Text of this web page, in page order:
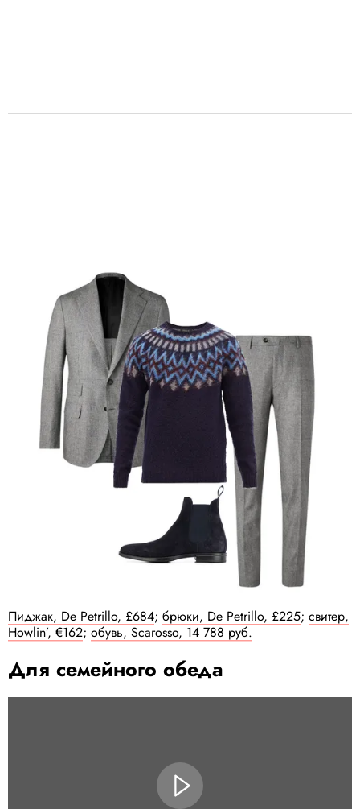
Пиджак, De Petrillo, £684; брюки, De Petrillo, £225; свитер,
Howlin’, €162; обувь, Scarosso, 14 788 руб.
Для семейного обеда